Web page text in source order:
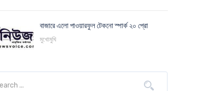
বাজারে এলো পাওয়ারফুল টেকনো স্পার্ক ২০ প্রো
মুখোমুখি